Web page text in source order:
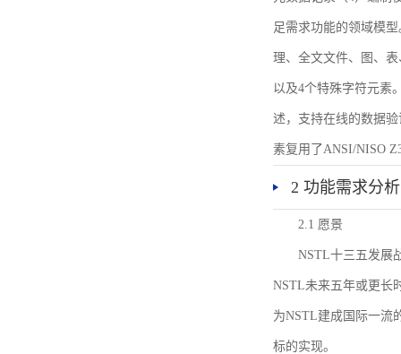
足需求功能的领域模
理、全文文件、图、
以及4个特殊字符元素
述，支持在线的数据
素复用了ANSI/NISO
2 功能需求分析
2.1 愿景
NSTL十三五发展
NSTL未来五年或更长
为NSTL建成国际一流
标的实现。